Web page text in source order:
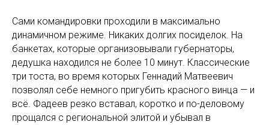
Сами командировки проходили в максимально
динамичном режиме. Никаких долгих посиделок. На
банкетах, которые организовывали губернаторы,
дедушка находился не более 10 минут. Классические
три тоста, во время которых Геннадий Матвеевич
позволял себе немного пригубить красного винца — и
всё. Фадеев резко вставал, коротко и по-деловому
прощался с региональной элитой и убывал в